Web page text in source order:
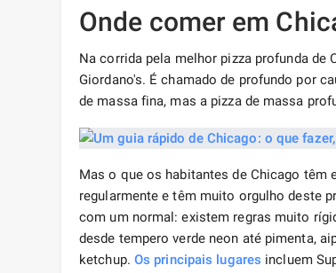
Onde comer em
Na corrida pela melhor pizza profunda
Giordano's. É chamado de profundo por
de massa fina, mas a pizza de massa
Mas o que os habitantes de Chicago têm
regularmente e têm muito orgulho deste
com um normal: existem regras muito
desde tempero verde neon até pimenta,
ketchup. Os principais lugares incluem